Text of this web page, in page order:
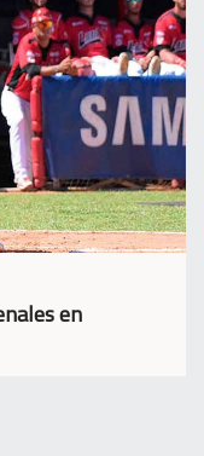
en